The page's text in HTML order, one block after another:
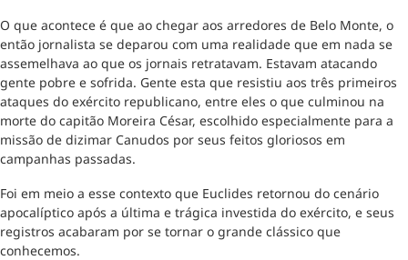
O que acontece é que ao chegar aos arredores de Belo Monte, o
então jornalista se deparou com uma realidade que em nada se
assemelhava ao que os jornais retratavam. Estavam atacando
gente pobre e sofrida. Gente esta que resistiu aos três primeiros
ataques do exército republicano, entre eles o que culminou na
morte do capitão Moreira César, escolhido especialmente para a
missão de dizimar Canudos por seus feitos gloriosos em
campanhas passadas.
Foi em meio a esse contexto que Euclides retornou do cenário
apocalíptico após a última e trágica investida do exército, e seus
registros acabaram por se tornar o grande clássico que
conhecemos.